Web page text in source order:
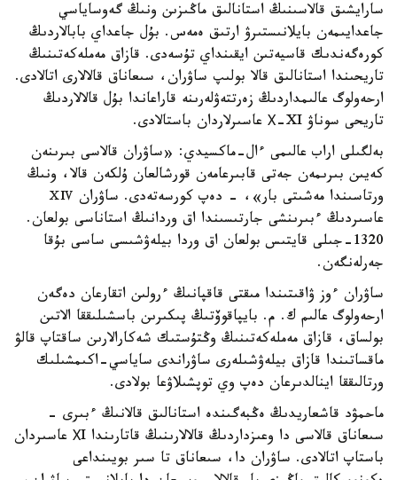
سارايشىق قالاسىنىڭ استانالىق ماڭىزىن ونىڭ گەوساياسي
جاعدايىمەن بايلانىستىرۋ ارتىق ەمەس. بۇل جاعداي بابالاردىڭ
كورەگەندىك قاسيەتىن ايقىنداي تۇسەدى. قازاق مەملەكەتىنىڭ
تاريحىندا استانالىق قالا بولىپ ساۋران، سىعاناق قالالارى اتالادى.
ارحەولوگ عالىمداردىڭ زەرتتەۋلەرىنە قاراعاندا بۇل قالالاردىڭ
تاريحى سوناۋ Х-XI عاسىرلاردان باستالادى.
بەلگىلى اراب عالىمى ءال-ماكسيدي: «ساۋران قالاسى بىرىنەن
كەيىن بىرىمەن جەتى قابىرعامەن قورشالعان ۇلكەن قالا، ونىڭ
ورتاسىندا مەشىتى بار»، - دەپ كورسەتەدى. ساۋران ⅩⅣ
عاسىردىڭ ءبىرىنشى جارتىسىندا اق وردانىڭ استاناسى بولعان.
1320-جىلى قايتىس بولعان اق وردا بيلەۋشىسى ساسى بۇقا
جەرلەنگەن.
ساۋران ءوز ۋاقىتىندا مىقتى قاقپانىڭ ءرولىن اتقارعان دەگەن
ارحەولوگ عالىم ك. م. بايپاقوۆتىڭ پىكىرىن باسشىلىققا الاتىن
بولساق، قازاق مەملەكەتىنىڭ وڭتۇستىك شەكارالارىن ساقتاپ قالۋ
ماقساتىندا قازاق بيلەۋشىلەرى ساۋراندى ساياسي-اكىمشىلىك
ورتالىققا اينالدىرعان دەپ وي توپشىلاۋعا بولادى.
ماحمۋد قاشعاريدىڭ ەڭبەگىندە استانالىق قالانىڭ ءبىرى -
سىعاناق قالاسى دا وعىزداردىڭ قالالارىنىڭ قاتارىندا ХI عاسىردان
باستاپ اتالادى. ساۋران دا، سىعاناق تا سىر بويىنداعى